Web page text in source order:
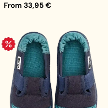
Regular
From 33,95 €
.